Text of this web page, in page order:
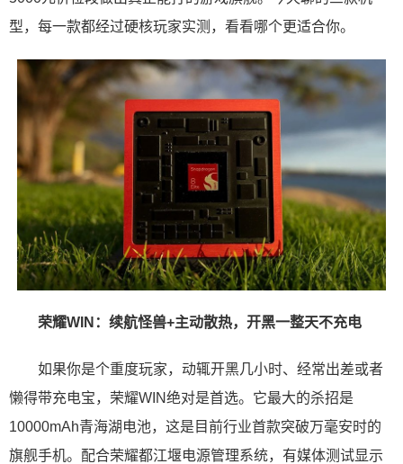
型，每一款都经过硬核玩家实测，看看哪个更适合你。
荣耀WIN：续航怪兽+主动散热，开黑一整天不充电
如果你是个重度玩家，动辄开黑几小时、经常出差或者
懒得带充电宝，荣耀WIN绝对是首选。它最大的杀招是
10000mAh青海湖电池，这是目前行业首款突破万毫安时的
旗舰手机。配合荣耀都江堰电源管理系统，有媒体测试显示